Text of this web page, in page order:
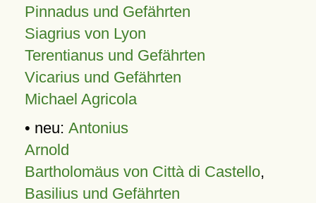
Pinnadus und Gefährten
Siagrius von Lyon
Terentianus und Gefährten
Vicarius und Gefährten
Michael Agricola
• neu: Antonius
Arnold
Bartholomäus von Città di Castello,
Basilius und Gefährten